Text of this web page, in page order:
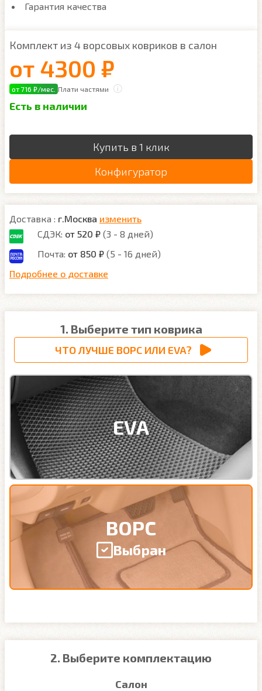
Гарантия качества
Комплект из 4 ворсовых ковриков в салон
от 4300 ₽
от 716 ₽/мес. Плати частями
Есть в наличии
Купить в 1 клик
Конфигуратор
Доставка : г.Москва изменить
СДЭК: от 520 ₽ (3 - 8 дней)
Почта: от 850 ₽ (5 - 16 дней)
Подробнее о доставке
1. Выберите тип коврика
ЧТО ЛУЧШЕ ВОРС ИЛИ EVA?
EVA
ВОРС
Выбран
2. Выберите комплектацию
Салон